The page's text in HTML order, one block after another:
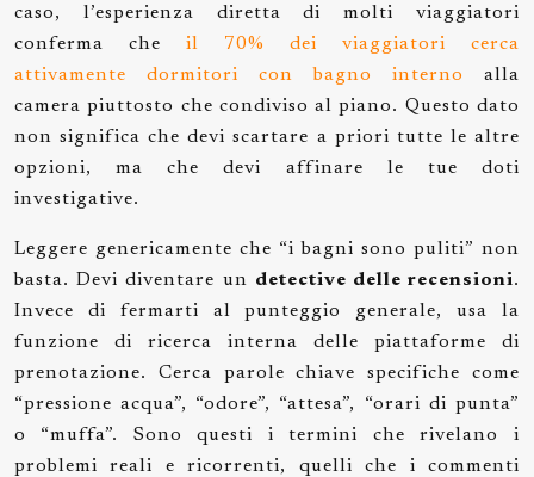
caso, l’esperienza diretta di molti viaggiatori
conferma che il 70% dei viaggiatori cerca
attivamente dormitori con bagno interno
alla
camera piuttosto che condiviso al piano. Questo dato
non significa che devi scartare a priori tutte le altre
opzioni, ma che devi affinare le tue doti
investigative.
Leggere genericamente che “i bagni sono puliti” non
basta. Devi diventare un detective delle recensioni.
Invece di fermarti al punteggio generale, usa la
funzione di ricerca interna delle piattaforme di
prenotazione. Cerca parole chiave specifiche come
“pressione acqua”, “odore”, “attesa”, “orari di punta”
o “muffa”. Sono questi i termini che rivelano i
problemi reali e ricorrenti, quelli che i commenti